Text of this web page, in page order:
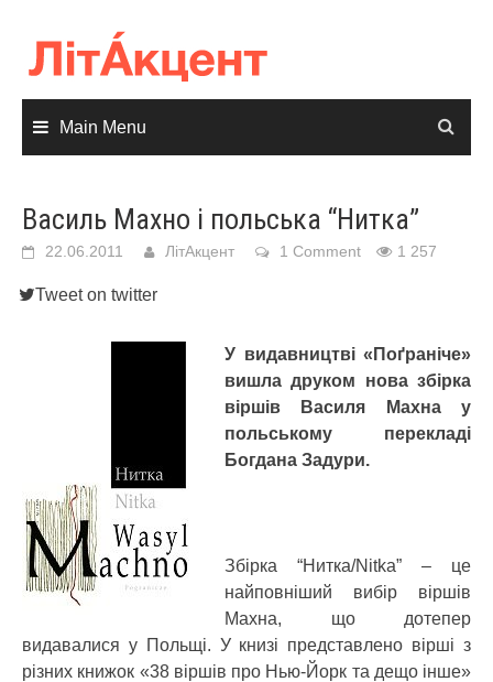
content
Main Menu
Василь Махно і польська “Нитка”
22.06.2011 ЛітАкцент 1 Comment 1 257
Tweet on twitter
У видавництві «Поґраніче»
вишла друком нова збірка
віршів Василя Махна у
польському перекладі
Богдана Задури.
Збірка “Нитка/Nitka” – це
найповніший вибір віршів
Махна, що дотепер
видавалися у Польщі. У книзі представлено вірші з
різних книжок «38 віршів про Нью-Йорк та дещо інше»